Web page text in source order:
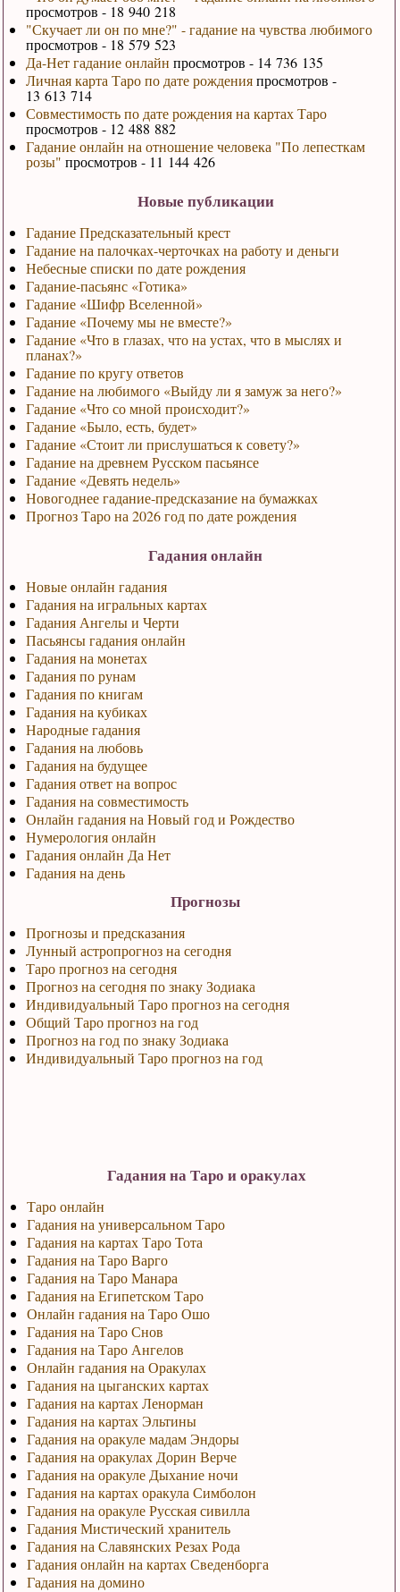
просмотров - 18 940 218
"Скучает ли он по мне?" - гадание на чувства любимого
просмотров - 18 579 523
Да-Нет гадание онлайн просмотров - 14 736 135
Личная карта Таро по дате рожденияпросмотров -
13 613 714
Совместимость по дате рождения на картах Таро
просмотров - 12 488 882
Гадание онлайн на отношение человека "По лепесткам
розы" просмотров - 11 144 426
Новые публикации
Гадание Предсказательный крест
Гадание на палочках-черточках на работу и деньги
Небесные списки по дате рождения
Гадание-пасьянс «Готика»
Гадание «Шифр Вселенной»
Гадание «Почему мы не вместе?»
Гадание «Что в глазах, что на устах, что в мыслях и
планах?»
Гадание по кругу ответов
Гадание на любимого «Выйду ли я замуж за него?»
Гадание «Что со мной происходит?»
Гадание «Было, есть, будет»
Гадание «Стоит ли прислушаться к совету?»
Гадание на древнем Русском пасьянсе
Гадание «Девять недель»
Новогоднее гадание-предсказание на бумажках
Прогноз Таро на 2026 год по дате рождения
Гадания онлайн
Новые онлайн гадания
Гадания на игральных картах
Гадания Ангелы и Черти
Пасьянсы гадания онлайн
Гадания на монетах
Гадания по рунам
Гадания по книгам
Гадания на кубиках
Народные гадания
Гадания на любовь
Гадания на будущее
Гадания ответ на вопрос
Гадания на совместимость
Онлайн гадания на Новый год и Рождество
Нумерология онлайн
Гадания онлайн Да Нет
Гадания на день
Прогнозы
Прогнозы и предсказания
Лунный астропрогноз на сегодня
Таро прогноз на сегодня
Прогноз на сегодня по знаку Зодиака
Индивидуальный Таро прогноз на сегодня
Общий Таро прогноз на год
Прогноз на год по знаку Зодиака
Индивидуальный Таро прогноз на год
Гадания на Таро и оракулах
Таро онлайн
Гадания на универсальном Таро
Гадания на картах Таро Тота
Гадания на Таро Варго
Гадания на Таро Манара
Гадания на Египетском Таро
Онлайн гадания на Таро Ошо
Гадания на Таро Снов
Гадания на Таро Ангелов
Онлайн гадания на Оракулах
Гадания на цыганских картах
Гадания на картах Ленорман
Гадания на картах Эльтины
Гадания на оракуле мадам Эндоры
Гадания на оракулах Дорин Верче
Гадания на оракуле Дыхание ночи
Гадания на картах оракула Симболон
Гадания на оракуле Русская сивилла
Гадания Мистический хранитель
Гадания на Славянских Резах Рода
Гадания онлайн на картах Сведенборга
Гадания на домино